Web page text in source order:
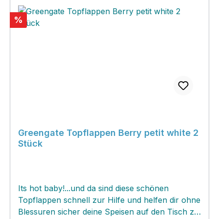
Rabatt
%
Greengate Topflappen Berry petit white 2
Stück
Its hot baby!...und da sind diese schönen
Topflappen schnell zur Hilfe und helfen dir ohne
Blessuren sicher deine Speisen auf den Tisch zu